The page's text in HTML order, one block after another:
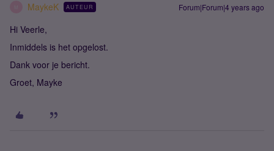
MaykeK AUTEUR Forum|Forum|4 years ago
Hi Veerle,
Inmiddels is het opgelost.
Dank voor je bericht.
Groet, Mayke